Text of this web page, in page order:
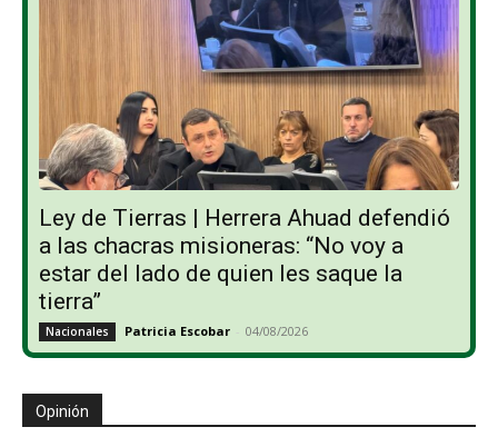
Ley de Tierras | Herrera Ahuad defendió
a las chacras misioneras: “No voy a
estar del lado de quien les saque la
tierra”
Nacionales Patricia Escobar - 04/08/2026
Opinión